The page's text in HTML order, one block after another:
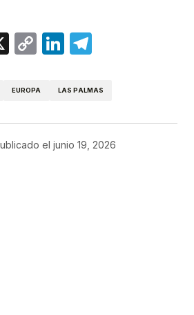
X
CopyLinkedIn
EUROPA LAS PALMAS
el junio 19, 2026